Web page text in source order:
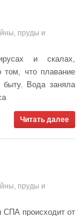
пруды и
и скалах,
том, что плавание
быту. Вода заняла
Читать далее
пруды и
СПА происходит от